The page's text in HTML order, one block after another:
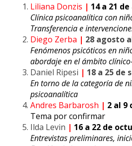
Liliana Donzis | 14 a 21
Clínica psicoanalítica con
Transferencia e
Diego Zerba | 28 agosto
Fenómenos psicóticos en
abordaje en el ámbito
Daniel Ripesi | 18 a 25 de
En torno de la categoría de
psicoanalítica
Andres Barbarosh | 2 al 9
Tema por confirmar
Ilda Levin | 16 a 22 de
Entrevistas preliminares,